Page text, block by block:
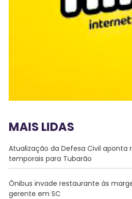
MAIS LIDAS
Atualização da Defesa Civil aponta
temporais para Tubarão
Ônibus invade restaurante às
gerente em SC